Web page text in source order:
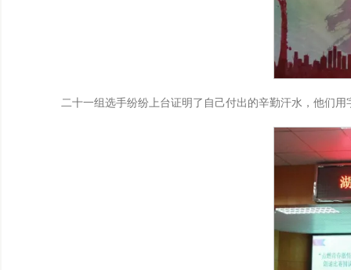
二十一组选手纷纷上台证明了自己付出的辛勤汗水，他们